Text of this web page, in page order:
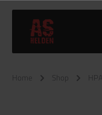
Home Shop HPA